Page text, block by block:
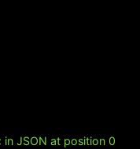
JSON at position 0